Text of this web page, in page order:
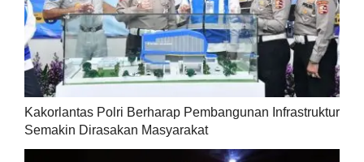
Kakorlantas Polri Berharap Pembangunan Infrastruktur
Semakin Dirasakan Masyarakat